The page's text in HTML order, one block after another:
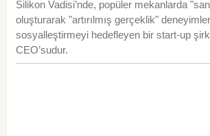
Silikon Vadisi’nde, popüler mekanlarda
oluşturarak "artırılmış gerçeklik"
sosyalleştirmeyi hedefleyen bir start-up
CEO’sudur.